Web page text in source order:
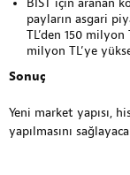
payların asgari
TL’den 150
milyon TL’ye
Sonuç
Yeni market yapısı,
yapılmasını